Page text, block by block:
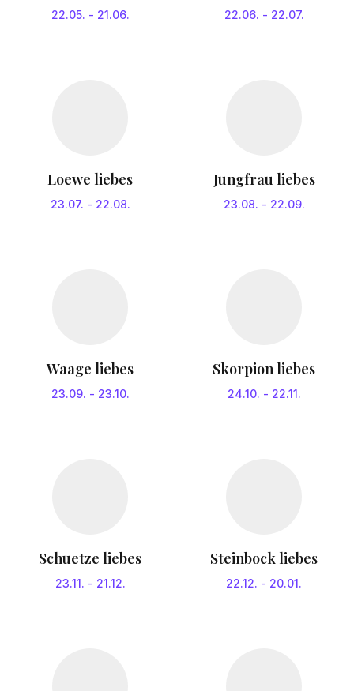
22.05. - 21.06. 22.06. - 22.07.
Loewe liebes
23.07. - 22.08.
Jungfrau liebes
23.08. - 22.09.
Waage liebes
23.09. - 23.10.
Skorpion liebes
24.10. - 22.11.
Schuetze liebes
23.11. - 21.12.
Steinbock liebes
22.12. - 20.01.